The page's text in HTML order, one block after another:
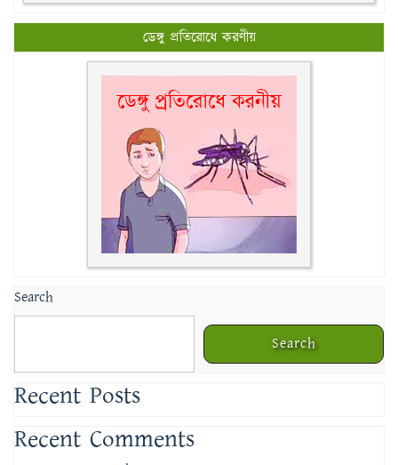
ডেঙ্গু প্রতিরোধে করণীয়
Search
Search
Recent Posts
Recent Comments